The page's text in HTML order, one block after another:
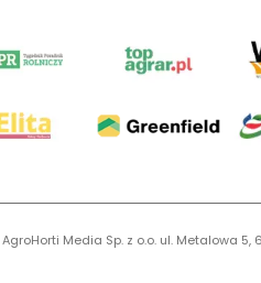
AgroHorti Media Sp. z o.o. ul. Metalowa